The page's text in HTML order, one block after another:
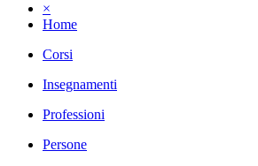
×
Home
Corsi
Insegnamenti
Professioni
Persone